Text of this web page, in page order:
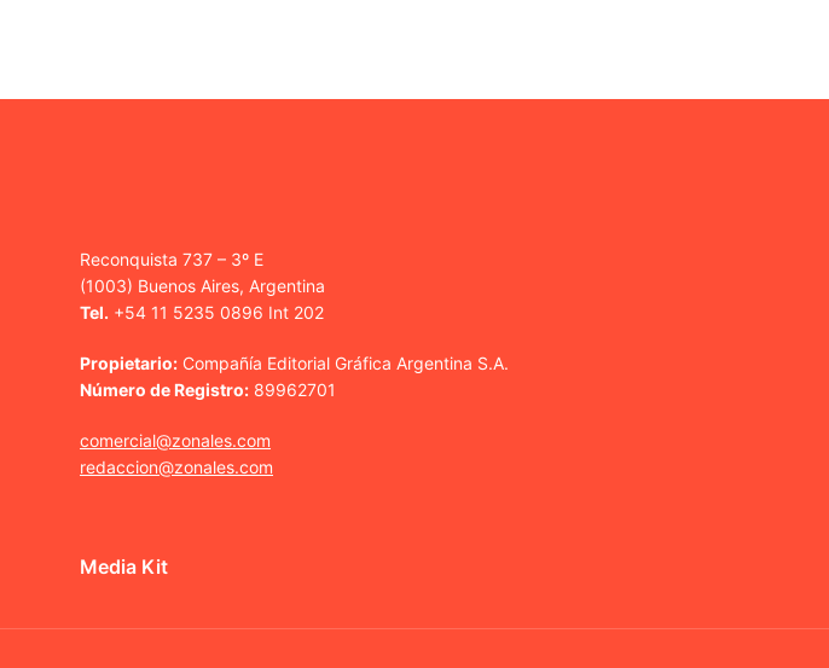
Reconquista 737 – 3º E
(1003) Buenos Aires, Argentina
Tel. +54 11 5235 0896 Int 202
Propietario: Compañía Editorial Gráfica Argentina S.A.
Número de Registro: 89962701
comercial@zonales.com
redaccion@zonales.com
Media Kit